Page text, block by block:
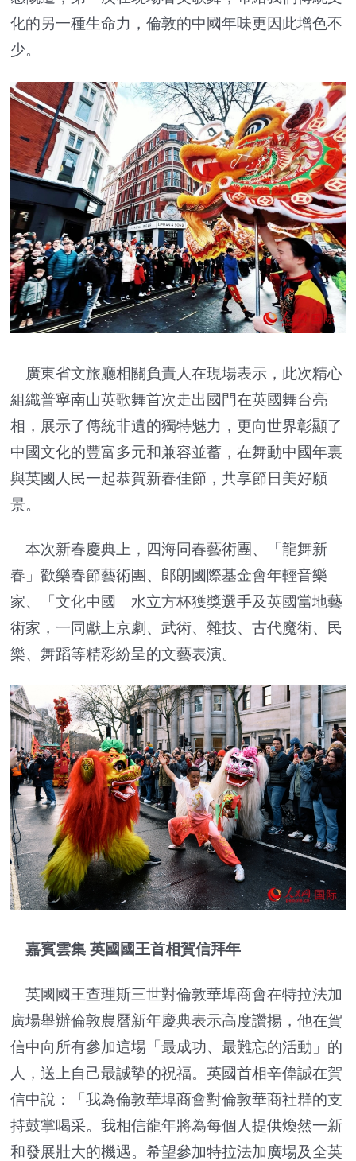
化的另一種生命力，倫敦的中國年味更因此增色不
少。
廣東省文旅廳相關負責人在現場表示，此次精心
組織普寧南山英歌舞首次走出國門在英國舞台亮
相，展示了傳統非遺的獨特魅力，更向世界彰顯了
中國文化的豐富多元和兼容並蓄，在舞動中國年裏
與英國人民一起恭賀新春佳節，共享節日美好願
景。
本次新春慶典上，四海同春藝術團、「龍舞新
春」歡樂春節藝術團、郎朗國際基金會年輕音樂
家、「文化中國」水立方杯獲獎選手及英國當地藝
術家，一同獻上京劇、武術、雜技、古代魔術、民
樂、舞蹈等精彩紛呈的文藝表演。
嘉賓雲集 英國國王首相賀信拜年
英國國王查理斯三世對倫敦華埠商會在特拉法加
廣場舉辦倫敦農曆新年慶典表示高度讚揚，他在賀
信中向所有參加這場「最成功、最難忘的活動」的
人，送上自己最誠摯的祝福。英國首相辛偉誠在賀
信中說：「我為倫敦華埠商會對倫敦華商社群的支
持鼓掌喝采。我相信龍年將為每個人提供煥然一新
和發展壯大的機遇。希望參加特拉法加廣場及全英